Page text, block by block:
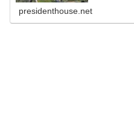
presidenthouse.net